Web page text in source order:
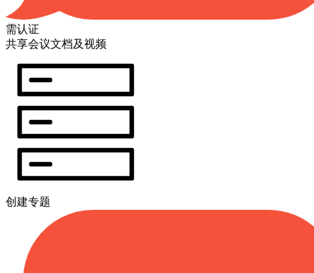
需认证
共享会议文档及视频
创建专题